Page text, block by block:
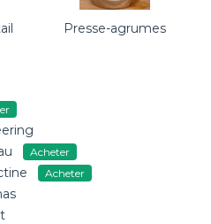
Presse-agrumes
Acheter
Acheter